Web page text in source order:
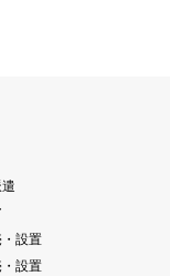
設置
設置